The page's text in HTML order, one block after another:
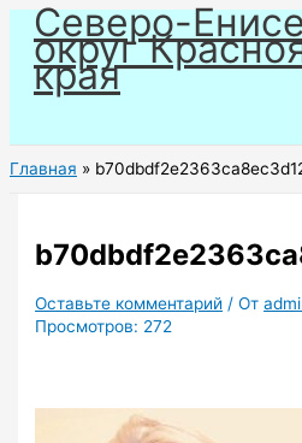
Перейти
содержимому
Северо-
округ
края
Главная
Оставьте комментарий / От
Просмотров: 272